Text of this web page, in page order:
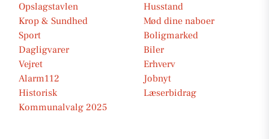
Opslagstavlen
Husstand
Krop & Sundhed
Mød dine naboer
Sport
Boligmarked
Dagligvarer
Biler
Vejret
Erhverv
Alarm112
Jobnyt
Historisk
Læserbidrag
Kommunalvalg 2025